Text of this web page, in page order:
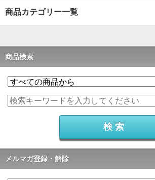
商品カテゴリー一覧
商品検索
メルマガ登録・解除